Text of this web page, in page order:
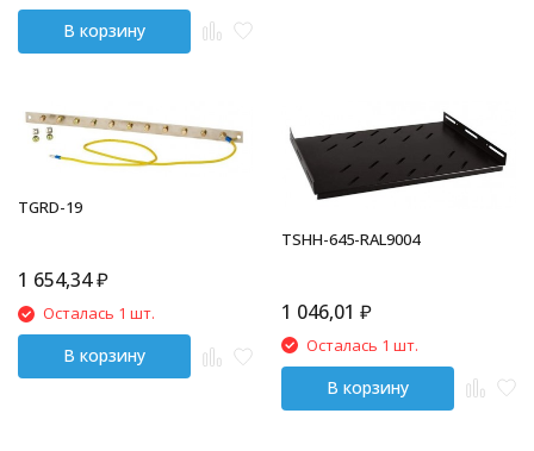
В корзину
TGRD-19
1 654,34₽
Осталась 1 шт.
В корзину
TSHH-645-RAL9004
1 046,01 ₽
Осталась 1 шт.
В корзину